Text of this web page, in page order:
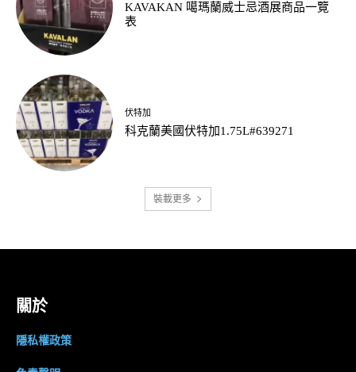
KAVAKAN 噶瑪蘭威士忌酒展商品一覽
表
伏特加
科克蘭美國伏特加1.75L#639271
裝載更多
關於
隱私權政策